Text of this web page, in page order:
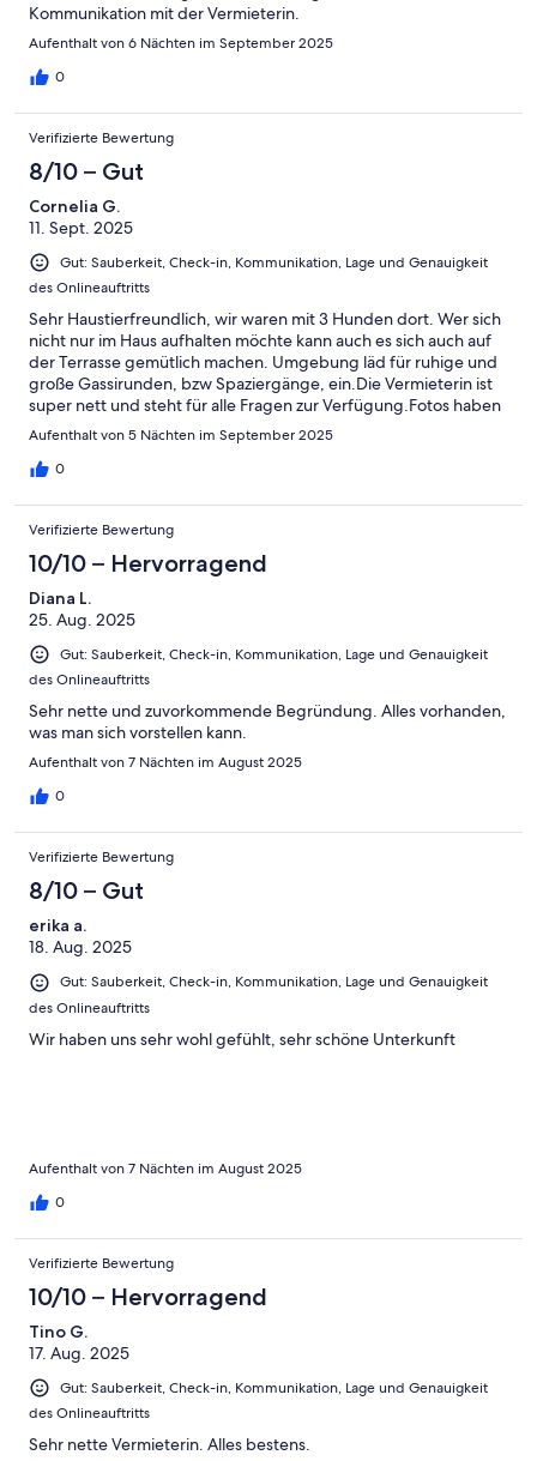
Kommunikation mit der Vermieterin.
Aufenthalt von 6 Nächten im September 2025
0
Verifizierte Bewertung
8/10 – Gut
Cornelia G.
11. Sept. 2025
Gut: Sauberkeit, Check-in, Kommunikation, Lage und Genauigkeit
des Onlineauftritts
Sehr Haustierfreundlich, wir waren mit 3 Hunden dort. Wer sich
nicht nur im Haus aufhalten möchte kann auch es sich auch auf
der Terrasse gemütlich machen. Umgebung läd für ruhige und
große Gassirunden, bzw Spaziergänge, ein.Die Vermieterin ist
super nett und steht für alle Fragen zur Verfügung.Fotos haben
wir leider keine gemacht.
Aufenthalt von 5 Nächten im September 2025
0
Verifizierte Bewertung
10/10 – Hervorragend
Diana L.
25. Aug. 2025
Gut: Sauberkeit, Check-in, Kommunikation, Lage und Genauigkeit
des Onlineauftritts
Sehr nette und zuvorkommende Begründung. Alles vorhanden,
was man sich vorstellen kann.
Aufenthalt von 7 Nächten im August 2025
0
Verifizierte Bewertung
8/10 – Gut
erika a.
18. Aug. 2025
Gut: Sauberkeit, Check-in, Kommunikation, Lage und Genauigkeit
des Onlineauftritts
Wir haben uns sehr wohl gefühlt, sehr schöne Unterkunft
Aufenthalt von 7 Nächten im August 2025
0
Verifizierte Bewertung
10/10 – Hervorragend
Tino G.
17. Aug. 2025
Gut: Sauberkeit, Check-in, Kommunikation, Lage und Genauigkeit
des Onlineauftritts
Sehr nette Vermieterin. Alles bestens.